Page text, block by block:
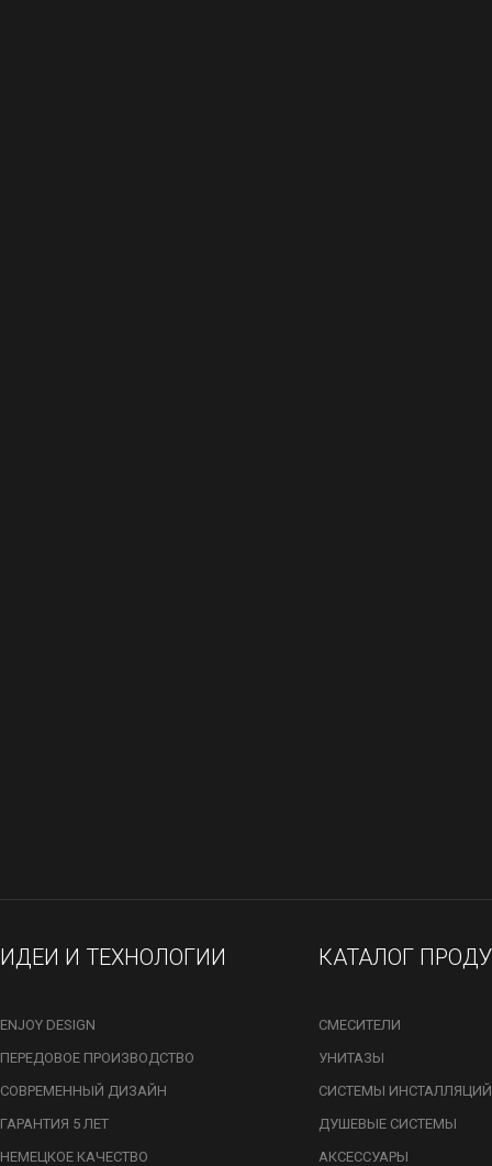
ИДЕИ И ТЕХНОЛОГИИ
ENJOY DESIGN
ПЕРЕДОВОЕ ПРОИЗВОДСТВО
СОВРЕМЕННЫЙ ДИЗАЙН
ГАРАНТИЯ 5 ЛЕТ
НЕМЕЦКОЕ КАЧЕСТВО
КАТАЛОГ
СМЕСИТЕЛИ
УНИТАЗЫ
СИСТЕМЫ ИНСТАЛЛЯЦИЙ
ДУШЕВЫЕ СИСТЕМЫ
АКСЕССУАРЫ